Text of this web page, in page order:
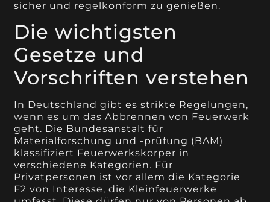
sicher und regelkonform zu genießen.
Die wichtigsten
Gesetze und
Vorschriften verstehen
In Deutschland gibt es strikte Regelungen,
wenn es um das Abbrennen von Feuerwerk
geht. Die Bundesanstalt für
Materialforschung und -prüfung (BAM)
klassifiziert Feuerwerkskörper in
verschiedene Kategorien. Für
Privatpersonen ist vor allem die Kategorie
F2 von Interesse, die Kleinfeuerwerke